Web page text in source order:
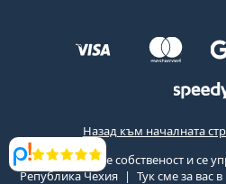
Прегледи
Назад към началната
Lentiamo.bg е собственост и се
Република Чехия
Тук сме за вас